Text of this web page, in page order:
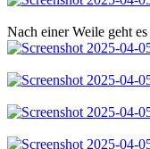
Nach einer Weile geht